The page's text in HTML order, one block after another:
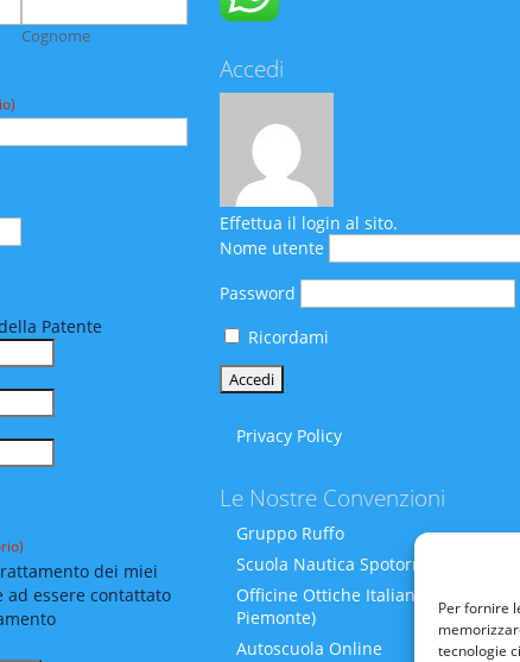
Per fornire
tecnologie
Cognome
Patente
dei miei
ad essere contattato
Accedi
Effettua il login al sito.
Nome utente
Password
Ricordami
Privacy Policy
Le Nostre Convenzioni
Gruppo Ruffo
Scuola Nautica Spotornoli
Officine Ottiche Italiane (Liguria-
Piemonte)
Autoscuola Online